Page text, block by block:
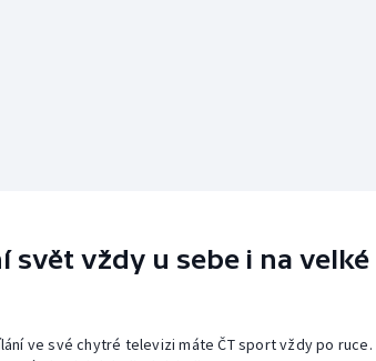
svět vždy u sebe i na velké
ve své chytré televizi máte ČT sport vždy po ruce.